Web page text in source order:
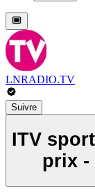
LNRADIO.TV
Suivre
ITV
prix -